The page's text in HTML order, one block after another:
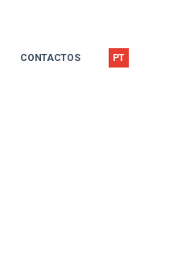
CONTACTOS PT